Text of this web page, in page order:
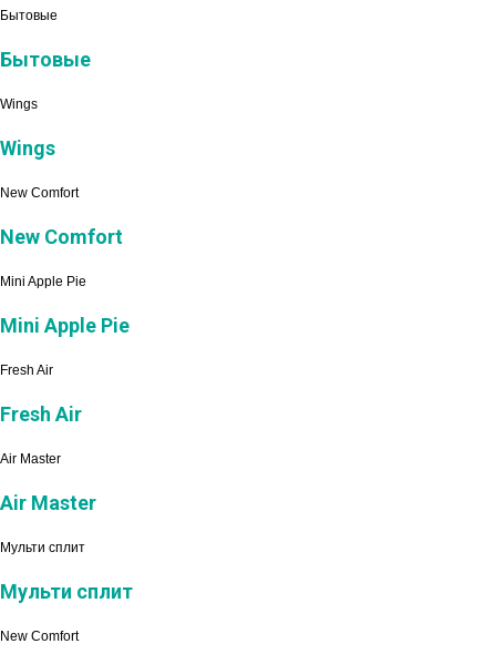
Бытовые
Бытовые
Wings
Wings
New Comfort
New Comfort
Mini Apple Pie
Mini Apple Pie
Fresh Air
Fresh Air
Air Master
Air Master
Мульти сплит
Мульти сплит
New Comfort